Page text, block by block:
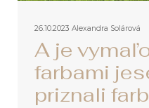
26.10.2023 Alexandra Solárová
A je
farbami
priznali